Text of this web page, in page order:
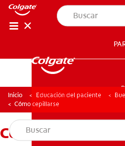
Inicio Educación del paciente
Cómo cepillarse
Cómo cepillarse